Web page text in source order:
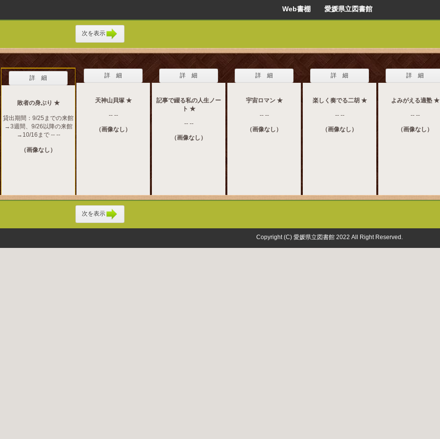
Web書棚 愛媛県立図書館
次を表示
詳 細
敗者の身ぶり ★
貸出期間：9/25までの来館
→3週間、9/26以降の来館
→10/16まで -- --
（画像なし）
詳 細
天神山貝塚 ★
-- --
（画像なし）
詳 細
記事で綴る私の人生ノー
ト ★
-- --
（画像なし）
詳 細
宇宙ロマン ★
-- --
（画像なし）
詳 細
楽しく奏でる二胡 ★
-- --
（画像なし）
詳 細
よみがえる適塾 ★
-- --
（画像なし）
次を表示
Copyright (C) 愛媛県立図書館 2022 All Right Reserved.